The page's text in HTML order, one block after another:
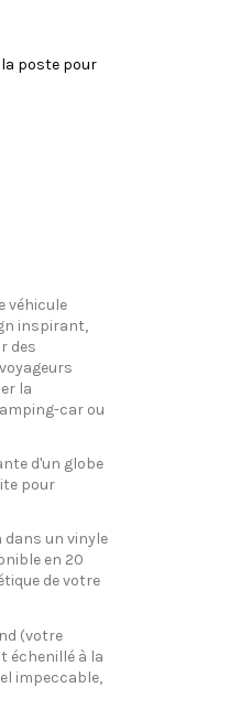
la poste pour
véhicule
inspirant,
des
la
car ou
d'un globe
pour
dans un vinyle
en 20
de votre
(votre
échenillé à la
impeccable,